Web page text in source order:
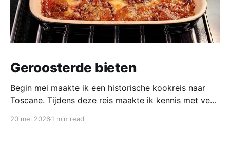
Geroosterde bieten
Begin mei maakte ik een historische kookreis naar
Toscane. Tijdens deze reis maakte ik kennis met veel
20 mei 2026 1 min read